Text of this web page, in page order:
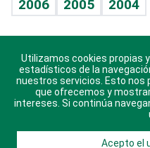
Sin complejos
En pocas palabras
Escuchando al corazón
Economía Personal
2006
2005 2004
Descarga nuestras
Utilizamos cookies propias
estadísticos de la
nuestros servicios. Esto nos
que ofrecemos y
intereses. Si continúa
Acepto el